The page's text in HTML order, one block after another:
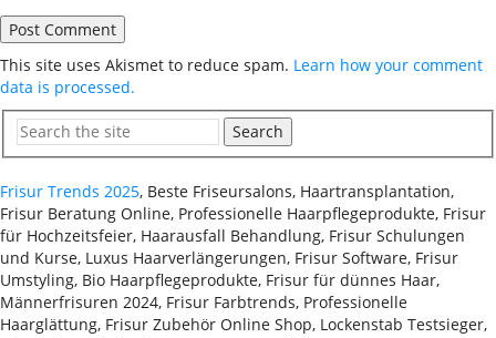
This site uses Akismet to reduce spam. Learn how your comment
data is processed.
Search
Frisur Trends 2025, Beste Friseursalons, Haartransplantation,
Frisur Beratung Online, Professionelle Haarpflegeprodukte, Frisur
für Hochzeitsfeier, Haarausfall Behandlung, Frisur Schulungen
und Kurse, Luxus Haarverlängerungen, Frisur Software, Frisur
Umstyling, Bio Haarpflegeprodukte, Frisur für dünnes Haar,
Männerfrisuren 2024, Frisur Farbtrends, Professionelle
Haarglättung, Frisur Zubehör Online Shop, Lockenstab Testsieger,